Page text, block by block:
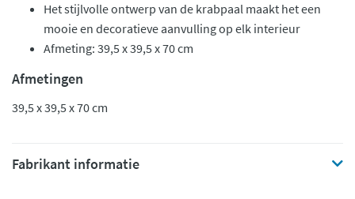
Het stijlvolle ontwerp van de krabpaal maakt het een
mooie en decoratieve aanvulling op elk interieur
Afmeting: 39,5 x 39,5 x 70 cm
Afmetingen
39,5 x 39,5 x 70 cm
Fabrikant informatie